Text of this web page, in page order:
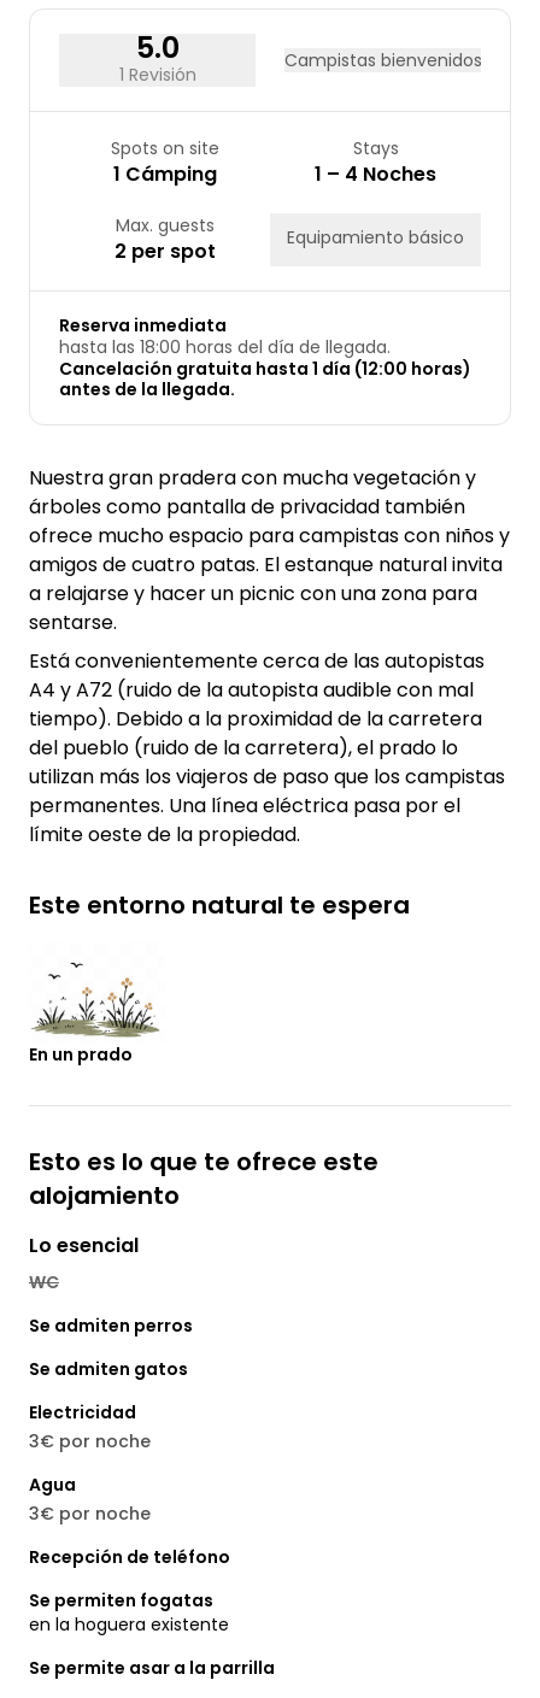
5.0
1 Revisión
Campistas bienvenidos
Spots on site
1 Cámping
Stays
1 – 4 Noches
Max. guests
2 per spot Equipamiento básico
Reserva inmediata
hasta las 18:00 horas del día de llegada.
Cancelación gratuita hasta 1 día (12:00 horas)
antes de la llegada.
Nuestra gran pradera con mucha vegetación y
árboles como pantalla de privacidad también
ofrece mucho espacio para campistas con niños y
amigos de cuatro patas. El estanque natural invita
a relajarse y hacer un picnic con una zona para
sentarse.
Está convenientemente cerca de las autopistas
A4 y A72 (ruido de la autopista audible con mal
tiempo). Debido a la proximidad de la carretera
del pueblo (ruido de la carretera), el prado lo
utilizan más los viajeros de paso que los campistas
permanentes. Una línea eléctrica pasa por el
límite oeste de la propiedad.
Este entorno natural te espera
En un prado
Esto es lo que te ofrece este
alojamiento
Lo esencial
WC
Se admiten perros
Se admiten gatos
Electricidad
3€ por noche
Agua
3€ por noche
Recepción de teléfono
Se permiten fogatas
en la hoguera existente
Se permite asar a la parrilla